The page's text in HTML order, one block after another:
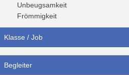
Unbeugsamkeit
Frömmigkeit
Klasse / Job
Begleiter